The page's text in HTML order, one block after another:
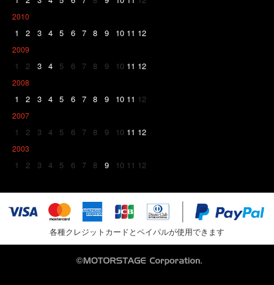
2010
1 2 3 4 5 6 7 8 9 10 11 12
2009
1 2 3 4 5 6 7 8 9 10 11 12
2008
1 2 3 4 5 6 7 8 9 10 11 12
2007
1 2 3 4 5 6 7 8 9 10 11 12
2003
1 2 3 4 5 6 7 8 9 10 11 12
各種クレジットカードとペイパルが使用できます